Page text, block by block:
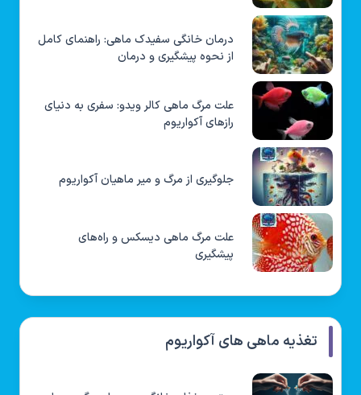
درمان خانگی سفیدک ماهی: راهنمای کامل
از نحوه پیشگیری و درمان
علت مرگ ماهی کالر ویدو: سفری به دنیای
رازهای آکواریوم
جلوگیری از مرگ و میر ماهیان آکواریوم
علت مرگ ماهی دیسکس و راه‌های
پیشگیری
تغذیه ماهی های آکواریوم